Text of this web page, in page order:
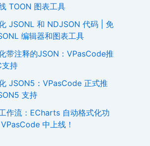
TOON 图表工具
JSONL 和 NDJSON 代码 | 免
编辑器和图表工具
带注释的JSON：VPasCode推
支持
JSON5：VPasCode 正式推
支持
作流：ECharts 自动格式化功
中上线！